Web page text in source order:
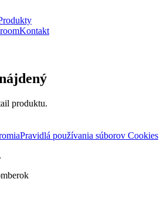
Kontakt
produktu.
Pravidlá používania súborov Cookies